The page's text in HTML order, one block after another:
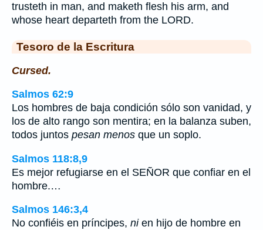
trusteth in man, and maketh flesh his arm, and
whose heart departeth from the LORD.
Tesoro de la Escritura
Cursed.
Salmos 62:9
Los hombres de baja condición sólo son vanidad, y
los de alto rango son mentira; en la balanza suben,
todos juntos pesan menos que un soplo.
Salmos 118:8,9
Es mejor refugiarse en el SEÑOR que confiar en el
hombre.…
Salmos 146:3,4
No confiéis en príncipes, nien hijo de hombre en